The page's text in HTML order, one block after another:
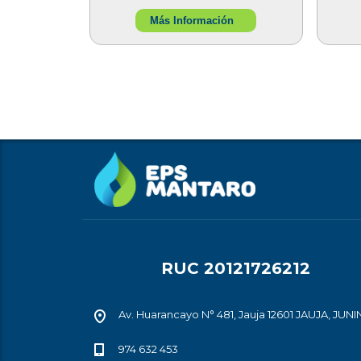
Más Información
RUC 20121726212
Av. Huarancayo N° 481, Jauja 12601 JAUJA,
974 632 453